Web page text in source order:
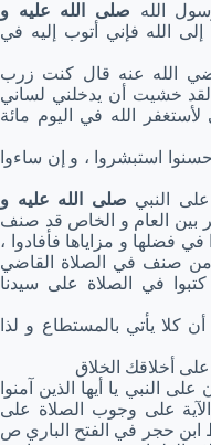
الله صلى الله عليه و
الله فإني أتوب إليه في
الله عنه قال كنت زرب
خشيت أن يدخلني لساني
لأستغفر الله في اليوم مائة
استبشروا ، و إن ساءوا
النبي صلى الله عليه و
بين العام و الخاص قد صنف
في فضلها و مزاياها فأفادوا ،
صنف في الصلاة القاضي
في الصلاة على سيدنا
كلا يأتي بالمستطاع و لذا
أخلاقك الخلاق
النبي يا أيها الذين آمنوا
على وجوب الصلاة على
ابن حجر في الفتح الباري ص